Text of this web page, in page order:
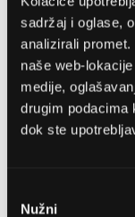
sadržaj i oglase,
analizirali
naše web-
medije,
drugim podacima
dok ste
pristanka
Nužni